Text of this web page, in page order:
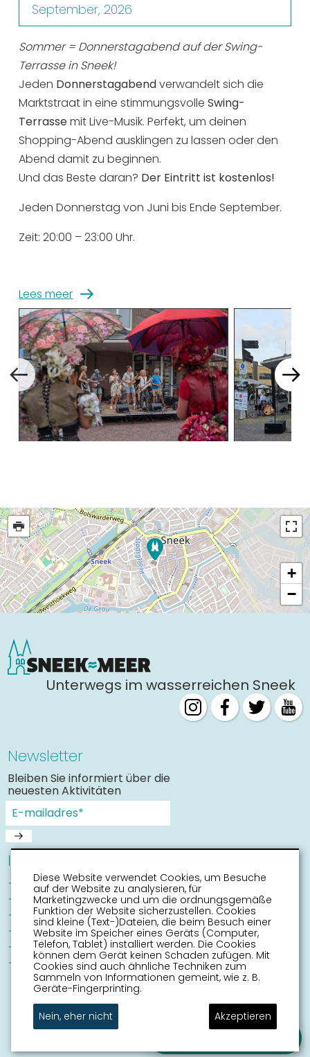
Sehenswürdigkeiten
September, 2026
Sommer = Donnerstagabend auf der Swing-
Terrasse in Sneek!
Jeden Donnerstagabendverwandelt sich die
Marktstraat in eine stimmungsvolleSwing-
Terrassemit Live-Musik. Perfekt, um deinen
Shopping-Abend ausklingen zu lassen oder den
Abend damit zu beginnen.
Und das Beste daran? Der Eintritt ist kostenlos!
Jeden Donnerstag von Juni bis Ende September.
Zeit: 20:00 – 23:00 Uhr.
Lees meer
+
−
Unterwegs im wasserreichen Sneek
Newsletter
Bleiben Sie informiert über die
neuesten Aktivitäten
Informationen
Sneek mit Kinder
Sehenswürdigkeiten
Erreichbarkeit
Routen
Stadtplan
Veranstaltungskalender
Diese Website verwendet Cookies, um Besuche
auf der Website zu analysieren, für
Marketingzwecke und um die ordnungsgemäße
Funktion der Website sicherzustellen. Cookies
sind kleine (Text-)Dateien, die beim Besuch einer
Website im Speicher eines Geräts (Computer,
Telefon, Tablet) installiert werden. Die Cookies
können dem Gerät keinen Schaden zufügen. Mit
Cookies sind auch ähnliche Techniken zum
Sammeln von Informationen gemeint, wie z. B.
Geräte-Fingerprinting.
Nein, eher nicht
Akzeptieren